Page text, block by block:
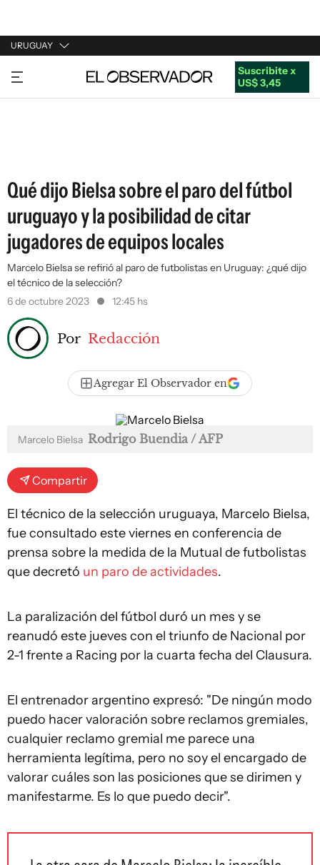
URUGUAY
URUGUAY
ARGENTINA
Suscribite x
US$ 3,45
Qué dijo Bielsa sobre el paro del fútbol
uruguayo y la posibilidad de citar
jugadores de equipos locales
Marcelo Bielsa se refirió al paro de futbolistas en Uruguay: ¿qué dijo
el técnico de la selección?
6 de octubre 2023
12:45 hs
Por Redacción
Agregar El Observador en
Marcelo Bielsa Rodrigo Buendia / AFP
Compartir
El técnico de la selección uruguaya, Marcelo Bielsa,
fue consultado este viernes en conferencia de
prensa sobre la medida de la Mutual de futbolistas
que decretó un paro de actividades.
La paralización del fútbol duró un mes y se
reanudó este jueves con el triunfo de Nacional por
2-1 frente a Racing por la cuarta fecha del Clausura.
El entrenador argentino expresó: "De ningún modo
puedo hacer valoración sobre reclamos gremiales,
cualquier reclamo gremial me parece una
herramienta legítima, pero no soy el encargado de
valorar cuáles son las posiciones que se dirimen y
manifestarme. Es lo que puedo decir".